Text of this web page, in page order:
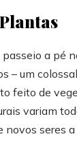
a pé
– um
feito de
variam
novos seres a